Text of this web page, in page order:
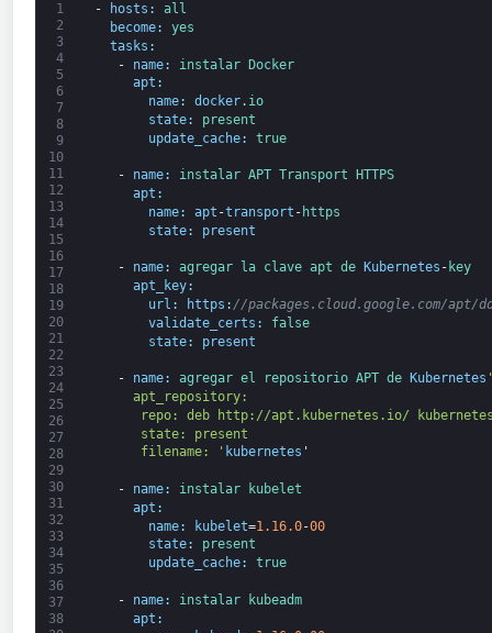
1
2
3
4
5
6
7
8
9
10
11
12
13
14
15
16
17
18
19
20
21
22
23
24
25
26
27
28
29
30
31
32
33
34
35
36
37
38
- hosts :
all
become:
yes
tasks :
-
name: instalar Docker
apt :
name: docker. io
state:
present
update_cache: true
- name: instalar APT Transport
HTTPS
apt :
name: apt -transport - https
state: present
- name: agregar la clave apt de Kubernetes - key
apt_key:
url : https : //packages.cloud.google.com/apt/
validate_certs :
false
state: present
- name: agregar el repositorio APT de Kubernetes
apt_repository:
repo: deb http://apt.kubernetes.io/
state: present
filename: ' kubernetes '
- name: instalar
kubelet
apt :
name: kubelet=1.16.0-00
state:
present
update_cache: true
- name: instalar
kubeadm
apt :